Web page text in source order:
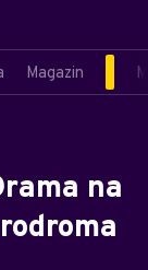
Magazin
na